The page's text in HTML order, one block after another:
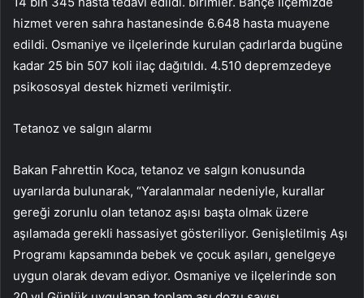
hizmet veren sahra hastanesinde 6.648 hasta muayene
edildi. Osmaniye ve ilçelerinde kurulan çadırlarda bugüne
kadar 25 bin 507 koli ilaç dağıtıldı. 4.510 depremzedeye
psikososyal destek hizmeti verilmiştir.
Tetanoz ve salgın alarmı
Bakan Fahrettin Koca, tetanoz ve salgın konusunda
uyarılarda bulunarak, “Yaralanmalar nedeniyle, kurallar
gereği zorunlu olan tetanoz aşısı başta olmak üzere
aşılamada gerekli hassasiyet gösteriliyor. Genişletilmiş Aşı
Programı kapsamında bebek ve çocuk aşıları, genelgeye
uygun olarak devam ediyor. Osmaniye ve ilçelerinde son